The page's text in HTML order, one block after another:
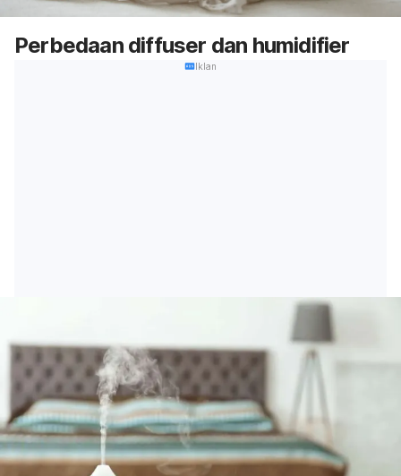
Perbedaan diffuser dan humidifier
Iklan